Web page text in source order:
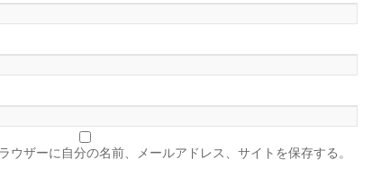
ウザーに自分の名前、メールアドレス、サイトを保存する。